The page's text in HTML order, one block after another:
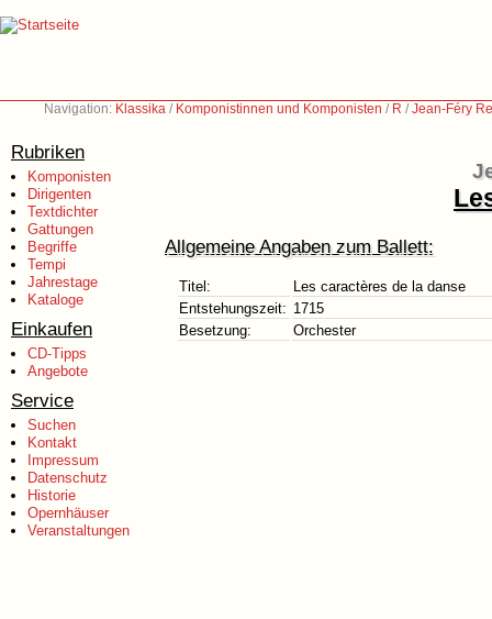
Navigation: Klassika / Komponistinnen und Komponisten / R /Jean-Féry
Rubriken
Komponisten
Dirigenten
Textdichter
Gattungen
Begriffe
Tempi
Jahrestage
Kataloge
Einkaufen
CD-Tipps
Angebote
Service
Suchen
Kontakt
Impressum
Datenschutz
Historie
Opernhäuser
Veranstaltungen
Allgemeine Angaben zum Ballett:
Titel:
Les caractères de la danse
Entstehungszeit: 1715
Besetzung:
Orchester